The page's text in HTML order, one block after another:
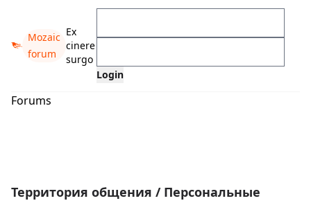
Mozaic
forum
Ex
cinere
surgo
Forums
Территория общения / Персональные